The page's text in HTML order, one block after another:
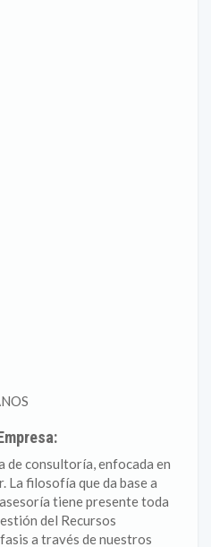
de consultoría, enfocada en
La filosofía que da base a
tiene presente toda
del Recursos
a través de nuestros